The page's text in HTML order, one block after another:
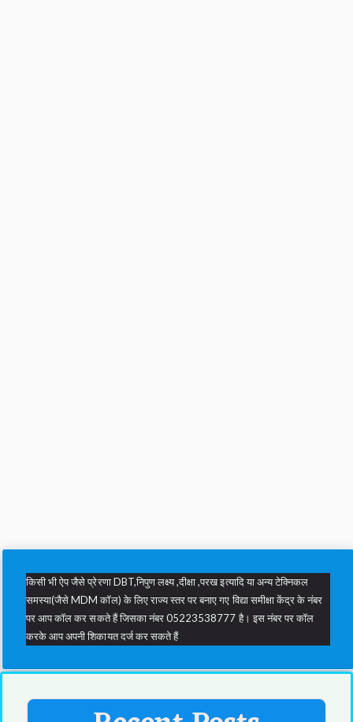
किसी भी ऐप जैसे प्रेरणा DBT,निपुण लक्ष्य ,दीक्षा ,परख इत्यादि या अन्य टेक्निकल
समस्या(जैसे MDM कॉल) के लिए राज्य स्तर पर बनाए गए विद्या समीक्षा केंद्र के नंबर
पर आप कॉल कर सकते हैं जिसका नंबर 05223538777 है। इस नंबर पर कॉल
करके आप अपनी शिकायत दर्ज कर सकते हैं